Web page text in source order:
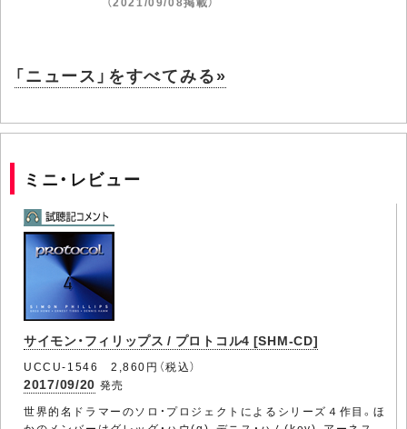
「ニュース」をすべてみる»
ミニ・レビュー
サイモン・フィリップス / プロトコル4 [SHM-CD]
UCCU-1546 2,860円（税込）
2017/09/20 発売
世界的名ドラマーのソロ・プロジェクトによるシリーズ４作目。ほ